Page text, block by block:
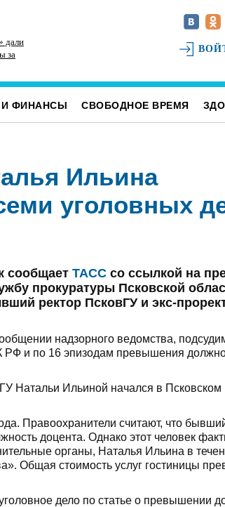
дали
за
На Ульяновскую область надвигается
аномальная жара, которая отступит после
И ФИНАНСЫ СВОБОДНОЕ ВРЕМЯ
Ильина
уголовных
сообщает ТАСС со ссылкой на
прокуратуры Псковской
ректор ПсковГУ и экс-
надзорного ведомства,
РФ и по 16 эпизодам превышения
Натальи Ильиной начался в Псковском
Правоохранители считают, что
доцента. Однако этот человек
органы, Наталья Ильина в
Общая стоимость услуг гостиницы
дело по статье о превышении